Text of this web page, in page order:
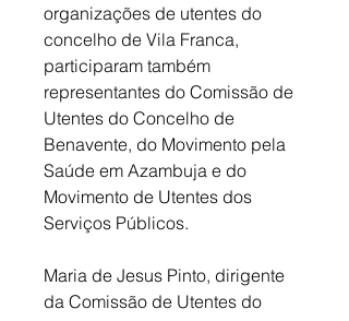
organizações de utentes do
concelho de Vila Franca,
participaram também
representantes do Comissão de
Utentes do Concelho de
Benavente, do Movimento pela
Saúde em Azambuja e do
Movimento de Utentes dos
Serviços Públicos.
Maria de Jesus Pinto, dirigente
da Comissão de Utentes do